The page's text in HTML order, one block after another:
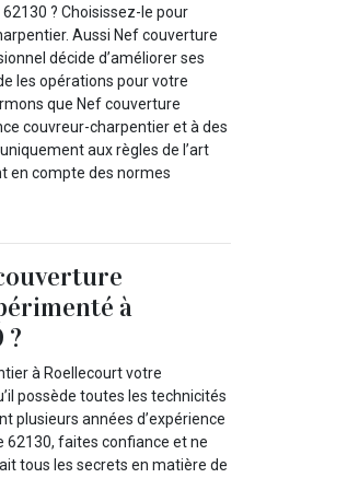
? Choisissez-le pour
Aussi Nef couverture
décide d’améliorer ses
les opérations pour votre
que Nef couverture
couvreur-charpentier et à des
aux règles de l’art
en compte des normes
à
?
à Roellecourt votre
possède toutes les technicités
plusieurs années d’expérience
62130, faites confiance et ne
tous les secrets en matière de